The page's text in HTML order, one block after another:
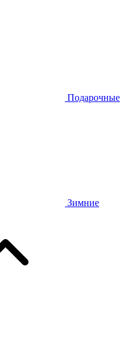
Подарочные
Зимние